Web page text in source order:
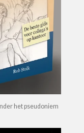
het pseudoniem